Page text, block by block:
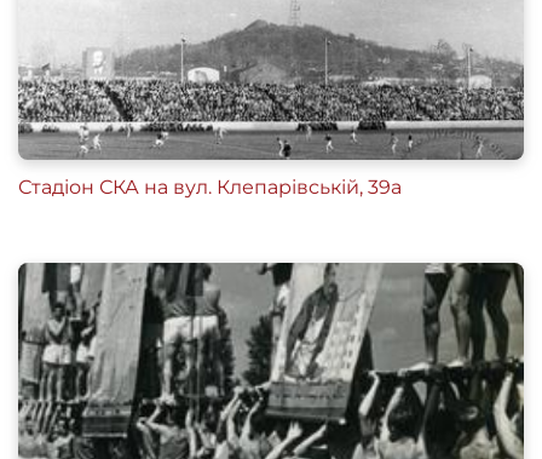
Стадіон СКА на вул. Клепарівській, 39а